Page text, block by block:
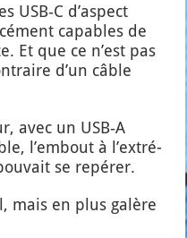
USB‑C d’as­pect
capables de
Et que ce n’est pas
d’un câble
avec un USB‑A
l’embout à l’ex­tré­
se repé­rer.
mais en plus galère